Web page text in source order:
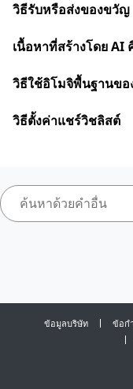
วิธีรับหรือส่งของขวัญ
เนื้อหาที่สร้างโดย AI
วิธีใช้อิโมจิพื้นฐานขอ
วิธีตั้งค่าแชร์วิชลิสต์
ข้อมูลบริษัท ข้อก